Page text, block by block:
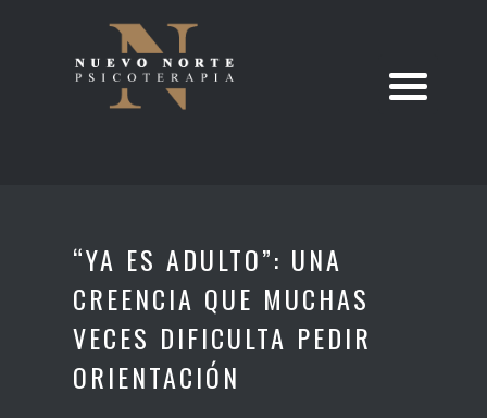
“YA ES ADULTO”: UNA
CREENCIA QUE MUCHAS
VECES DIFICULTA PEDIR
ORIENTACIÓN